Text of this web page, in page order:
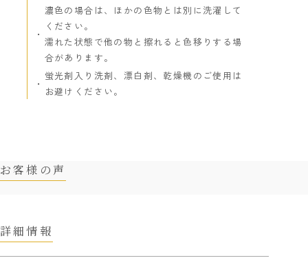
濃色の場合は、ほかの色物とは別に洗濯して
ください。
濡れた状態で他の物と擦れると色移りする場
合があります。
蛍光剤入り洗剤、漂白剤、乾燥機のご使用は
お避けください。
お客様の声
詳細情報